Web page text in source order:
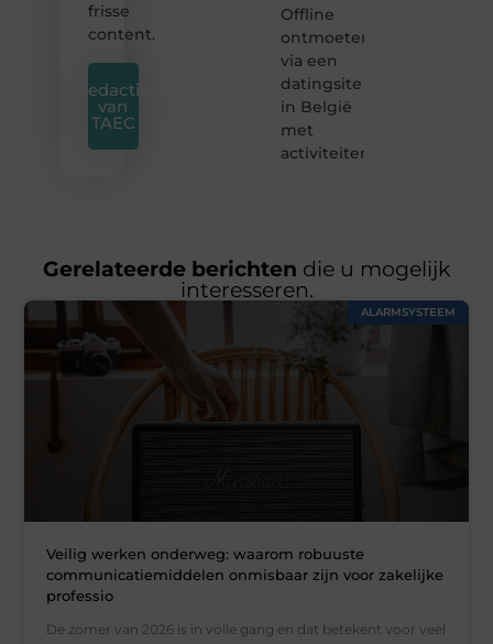
frisse
content.
Redactie
van
TAEC
Offline
ontmoeten
via een
datingsite
in België
met
activiteiten
Gerelateerde berichten die u mogelijk
interesseren.
ALARMSYSTEEM
Veilig werken onderweg: waarom robuuste
communicatiemiddelen onmisbaar zijn voor zakelijke
professio
De zomer van 2026 is in volle gang en dat betekent voor veel